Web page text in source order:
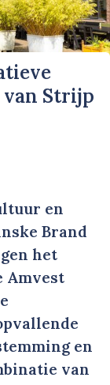
Strijp
en
Brand
het
Amvest
en
van